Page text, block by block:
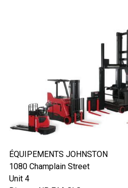
ÉQUIPEMENTS JOHNSTON
1080 Champlain Street
Unit 4